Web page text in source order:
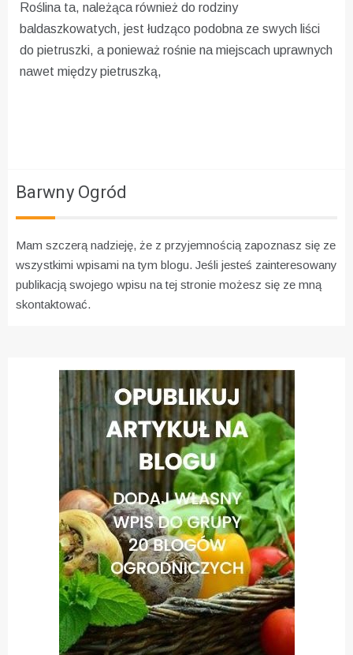
Roślina ta, należąca również do rodziny
baldaszkowatych, jest łudząco podobna ze swych liści
do pietruszki, a ponieważ rośnie na miejscach uprawnych
nawet między pietruszką,
Barwny Ogród
Mam szczerą nadzieję, że z przyjemnością zapoznasz się ze
wszystkimi wpisami na tym blogu. Jeśli jesteś zainteresowany
publikacją swojego wpisu na tej stronie możesz się ze mną
skontaktować.